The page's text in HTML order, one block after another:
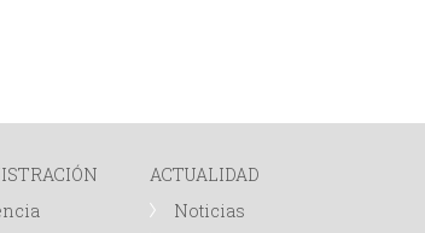
ACTUALIDAD
Noticias